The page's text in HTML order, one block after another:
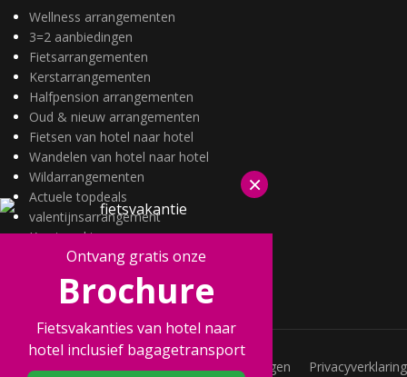
Wellness arrangementen
3=2 aanbiedingen
Fietsarrangementen
Kerstarrangementen
Halfpension arrangementen
Oud & nieuw arrangementen
Fietsen van hotel naar hotel
Wandelen van hotel naar hotel
Wildarrangementen
Actuele topdeals
valentijnsarrangement
Kerstmarkten
Fietsvakanties
Wandelvakanties
Vacatures Veelgestelde vragen Privacyverklaring
×
Ontvang gratis onze
Brochure
Fietsvakanties van hotel naar
hotel inclusief bagagetransport